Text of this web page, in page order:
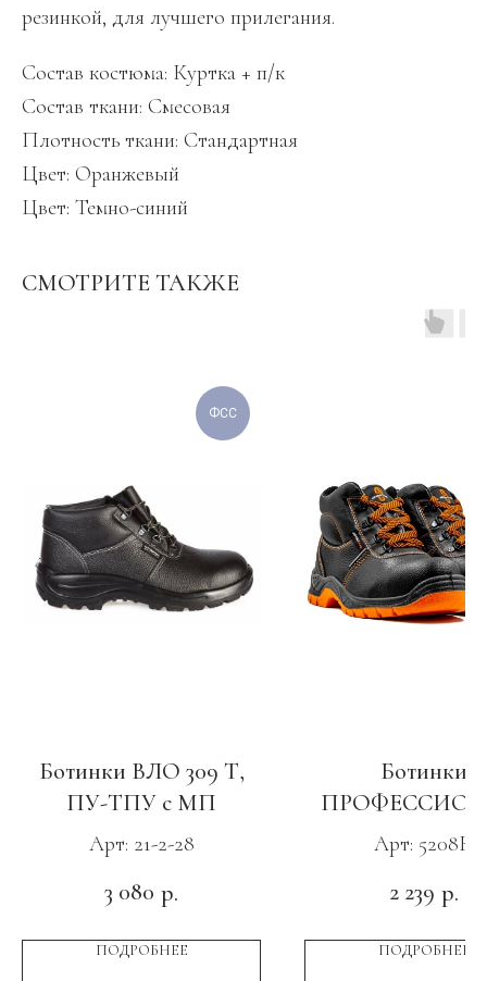
резинкой, для лучшего прилегания.
Состав костюма: Куртка + п/к
Состав ткани: Смесовая
Плотность ткани: Стандартная
Цвет: Оранжевый
Цвет: Темно-синий
СМОТРИТЕ ТАКЖЕ
ФСС
Ботинки ВЛО 309 Т,
ПУ-ТПУ с МП
Арт: 21-2-28
3 080 р.
ПОДРОБНЕЕ
Ботинки
ПУ-ТПУ с
Арт: 5208К
2 239 р.
ПОДРОБНЕЕ